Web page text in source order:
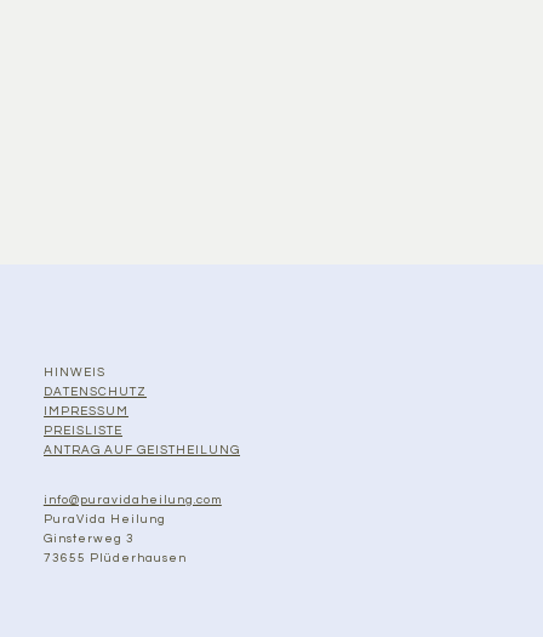
HINWEIS
DATENSCHUTZ
IMPRESSUM
PREISLISTE
ANTRAG AUF GEISTHEILUNG
info@puravidaheilung.com
PuraVida Heilung
Ginsterweg 3
73655 Plüderhausen